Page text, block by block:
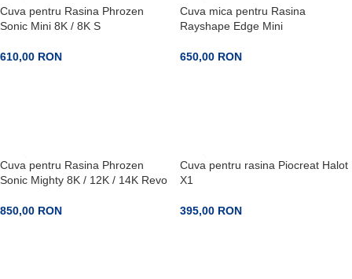
Cuva pentru Rasina Phrozen
Sonic Mini 8K / 8K S
610,00 RON
Cuva mica pentru Rasina
Rayshape Edge Mini
650,00 RON
Cuva pentru Rasina Phrozen
Sonic Mighty 8K / 12K / 14K Revo
850,00 RON
Cuva pentru rasina Piocreat Halot
X1
395,00 RON